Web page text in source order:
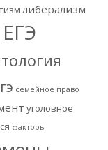
либерализм
семейное право
уголовное
факторы